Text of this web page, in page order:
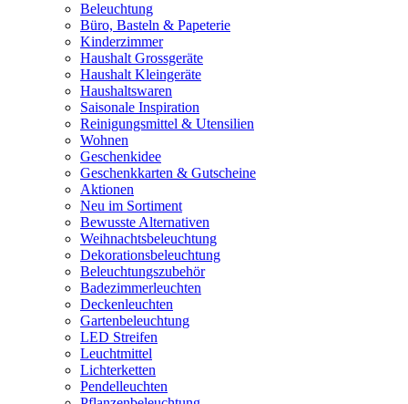
Beleuchtung
Büro, Basteln & Papeterie
Kinderzimmer
Haushalt Grossgeräte
Haushalt Kleingeräte
Haushaltswaren
Saisonale Inspiration
Reinigungsmittel & Utensilien
Wohnen
Geschenkidee
Geschenkkarten & Gutscheine
Aktionen
Neu im Sortiment
Bewusste Alternativen
Weihnachtsbeleuchtung
Dekorationsbeleuchtung
Beleuchtungszubehör
Badezimmerleuchten
Deckenleuchten
Gartenbeleuchtung
LED Streifen
Leuchtmittel
Lichterketten
Pendelleuchten